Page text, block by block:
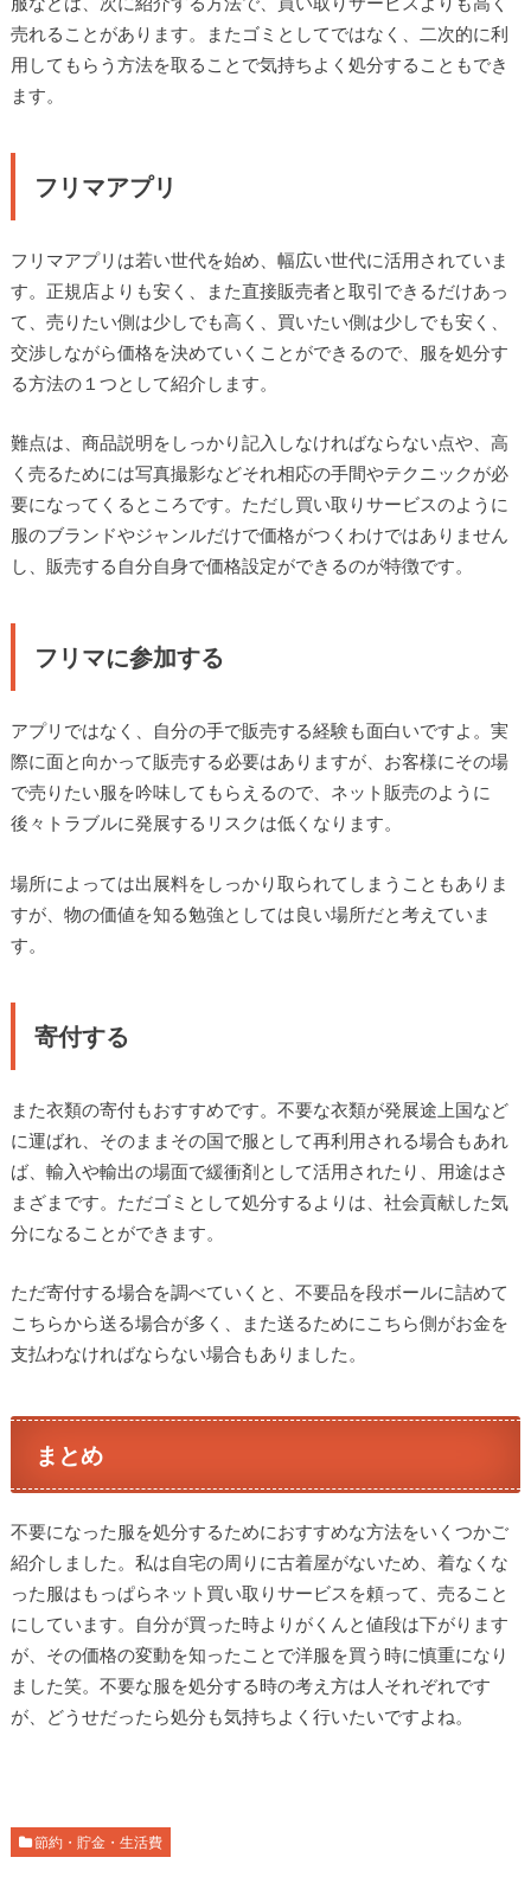
売れることがあります。またゴミとしてではなく、二次的に利
用してもらう方法を取ることで気持ちよく処分することもでき
ます。
フリマアプリ
フリマアプリは若い世代を始め、幅広い世代に活用されていま
す。正規店よりも安く、また直接販売者と取引できるだけあっ
て、売りたい側は少しでも高く、買いたい側は少しでも安く、
交渉しながら価格を決めていくことができるので、服を処分す
る方法の１つとして紹介します。
難点は、商品説明をしっかり記入しなければならない点や、高
く売るためには写真撮影などそれ相応の手間やテクニックが必
要になってくるところです。ただし買い取りサービスのように
服のブランドやジャンルだけで価格がつくわけではありません
し、販売する自分自身で価格設定ができるのが特徴です。
フリマに参加する
アプリではなく、自分の手で販売する経験も面白いですよ。実
際に面と向かって販売する必要はありますが、お客様にその場
で売りたい服を吟味してもらえるので、ネット販売のように
後々トラブルに発展するリスクは低くなります。
場所によっては出展料をしっかり取られてしまうこともありま
すが、物の価値を知る勉強としては良い場所だと考えていま
す。
寄付する
また衣類の寄付もおすすめです。不要な衣類が発展途上国など
に運ばれ、そのままその国で服として再利用される場合もあれ
ば、輸入や輸出の場面で緩衝剤として活用されたり、用途はさ
まざまです。ただゴミとして処分するよりは、社会貢献した気
分になることができます。
ただ寄付する場合を調べていくと、不要品を段ボールに詰めて
こちらから送る場合が多く、また送るためにこちら側がお金を
支払わなければならない場合もありました。
まとめ
不要になった服を処分するためにおすすめな方法をいくつかご
紹介しました。私は自宅の周りに古着屋がないため、着なくな
った服はもっぱらネット買い取りサービスを頼って、売ること
にしています。自分が買った時よりがくんと値段は下がります
が、その価格の変動を知ったことで洋服を買う時に慎重になり
ました笑。不要な服を処分する時の考え方は人それぞれです
が、どうせだったら処分も気持ちよく行いたいですよね。
節約・貯金・生活費